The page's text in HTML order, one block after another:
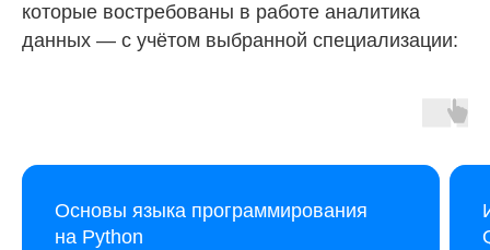
которые востребованы в работе аналитика
данных — с учётом выбранной специализации:
Основы языка программирования
на Python